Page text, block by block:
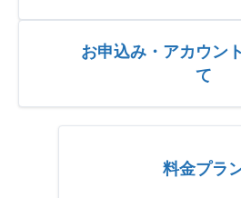
お申込み・アカウン
て
料金プラ